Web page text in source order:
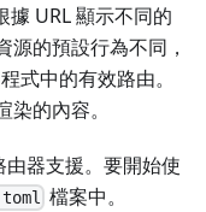
據 URL 顯示不同的
的預設行為不同，
式中的有效路由。
的內容。
器支援。要開始使
檔案中。